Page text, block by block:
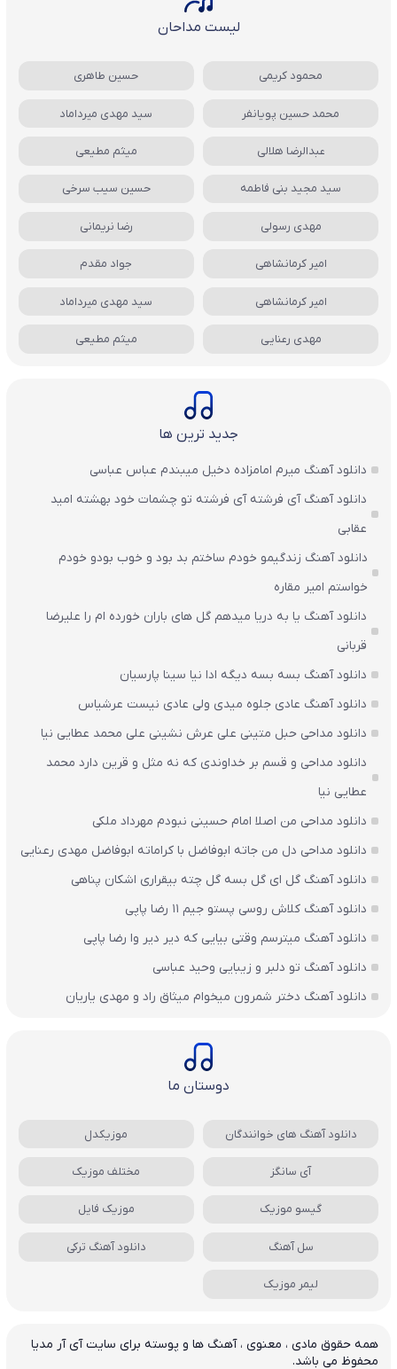
لیست مداحان
محمود کریمی حسین طاهری
محمد حسین پویانفر سید مهدی میرداماد
عبدالرضا هلالی میثم مطیعی
سید مجید بنی فاطمه حسین سیب سرخی
مهدی رسولی رضا نریمانی
امیر کرمانشاهی جواد مقدم
امیر کرمانشاهی سید مهدی میرداماد
مهدی رعنایی میثم مطیعی
جدید ترین ها
دانلود آهنگ میرم امامزاده دخیل میبندم عباس عباسی
دانلود آهنگ آی فرشته آی فرشته تو چشمات خود بهشته امید
عقابی
دانلود آهنگ زندگیمو خودم ساختم بد بود و خوب بودو خودم
خواستم امیر مقاره
دانلود آهنگ یا به دریا میدهم گل های باران‌ خورده ام را علیرضا
قربانی
دانلود آهنگ بسه بسه دیگه ادا نیا سینا پارسیان
دانلود آهنگ عادی جلوه میدی ولی عادی نیست عرشیاس
دانلود مداحی حبل متینی علی عرش نشینی علی محمد عطایی نیا
دانلود مداحی و قسم بر خداوندی که نه مثل و قرین دارد محمد
عطایی نیا
دانلود مداحی من اصلا امام حسینی نبودم مهرداد ملکی
دانلود مداحی دل من جاته ابوفاضل با کراماته ابوفاضل مهدی رعنایی
دانلود آهنگ گل ای گل بسه گل چته بیقراری اشکان پناهی
دانلود آهنگ کلاش روسی پستو جیم ۱۱ رضا پاپی
دانلود آهنگ میترسم وقتی بیایی که دیر دیر وا رضا پاپی
دانلود آهنگ تو دلبر و زیبایی وحید عباسی
دانلود آهنگ دختر شمرون میخوام میثاق راد و مهدی یاریان
دوستان ما
دانلود آهنگ های خوانندگان موزیکدل
آی سانگز مختلف موزیک
گیسو موزیک موزیک فایل
سل آهنگ دانلود آهنگ ترکی
لیمر موزیک
همه حقوق مادی ، معنوی ، آهنگ ها و پوسته برای سایت آی آر مدیا
محفوظ می باشد.